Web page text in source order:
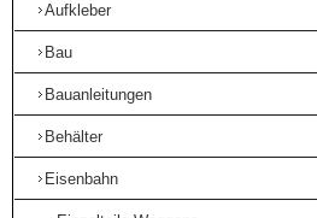
Aufkleber
Bau
Bauanleitungen
Behälter
Eisenbahn